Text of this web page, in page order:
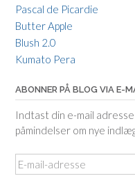
Pascal de Picardie
Butter Apple
Blush 2.0
Kumato Pera
ABONNER PÅ BLOG VIA E-
Indtast din e-mail
påmindelser om nye
E-
mail-